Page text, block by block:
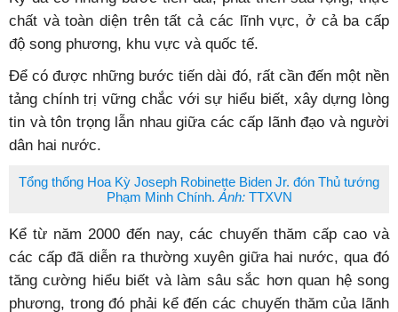
chất và toàn diện trên tất cả các lĩnh vực, ở cả ba cấp
độ song phương, khu vực và quốc tế.
Để có được những bước tiến dài đó, rất cần đến một nền
tảng chính trị vững chắc với sự hiểu biết, xây dựng lòng
tin và tôn trọng lẫn nhau giữa các cấp lãnh đạo và người
dân hai nước.
Tổng thống Hoa Kỳ Joseph Robinette Biden Jr. đón Thủ tướng
Phạm Minh Chính. Ảnh:TTXVN
Kể từ năm 2000 đến nay, các chuyến thăm cấp cao và
các cấp đã diễn ra thường xuyên giữa hai nước, qua đó
tăng cường hiểu biết và làm sâu sắc hơn quan hệ song
phương, trong đó phải kể đến các chuyến thăm của lãnh